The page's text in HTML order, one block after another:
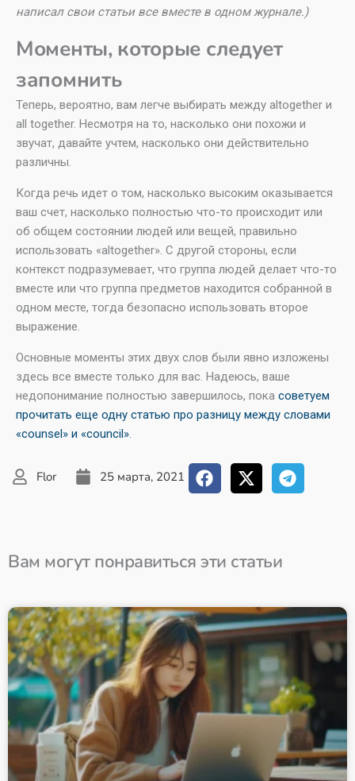
написал свои статьи все вместе в одном журнале.)
Моменты, которые следует
запомнить
Теперь, вероятно, вам легче выбирать между altogether и
all together. Несмотря на то, насколько они похожи и
звучат, давайте учтем, насколько они действительно
различны.
Когда речь идет о том, насколько высоким оказывается
ваш счет, насколько полностью что-то происходит или
об общем состоянии людей или вещей, правильно
использовать «altogether». С другой стороны, если
контекст подразумевает, что группа людей делает что-то
вместе или что группа предметов находится собранной в
одном месте, тогда безопасно использовать второе
выражение.
Основные моменты этих двух слов были явно изложены
здесь все вместе только для вас. Надеюсь, ваше
недопонимание полностью завершилось, пока советуем
прочитать еще одну статью про разницу между словами
«counsel» и «council».
Flor 25 марта, 2021
Вам могут понравиться эти статьи